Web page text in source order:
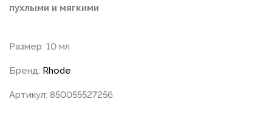
пухлыми и мягкими
Размер: 10 мл
Бренд: Rhode
Артикул: 850055527256